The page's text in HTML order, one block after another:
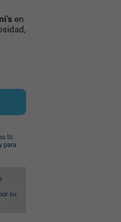
en
Sr.
para
su